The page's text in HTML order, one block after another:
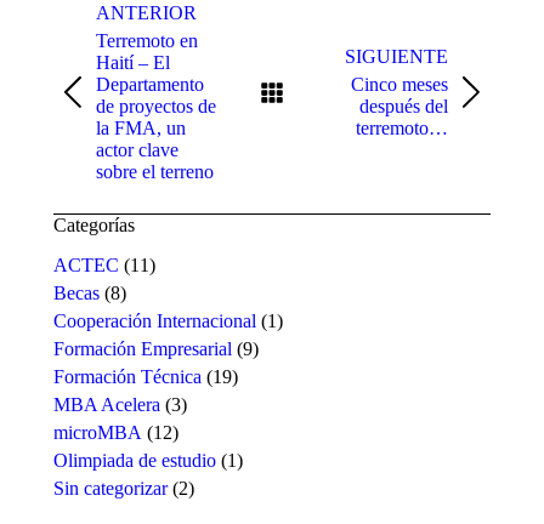
entre
publicaciones
ANTERIOR
Publicación
anterior:
Terremoto en
Haití – El
Departamento
de proyectos de
la FMA, un
actor clave
sobre el terreno
SIGUIENTE
Publicación
siguiente:
Cinco meses
después del
terremoto…
Categorías
ACTEC (11)
Becas (8)
Cooperación Internacional (1)
Formación Empresarial (9)
Formación Técnica (19)
MBA Acelera (3)
microMBA (12)
Olimpiada de estudio (1)
Sin categorizar(2)